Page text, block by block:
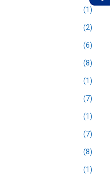
(1)
(2)
(6)
(8)
(1)
(7)
(1)
(7)
(8)
(1)